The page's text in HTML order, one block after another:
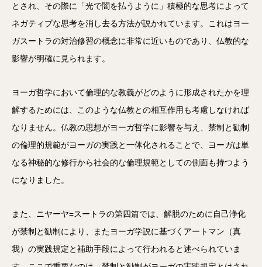
とされ、その際に「光で闇を払うように」積極的な思考によって
ネガティブな思考を消し去る方法が説かれています。これはヨー
ガスートラの対治修習の概念に非常に近いものであり、仏教的な
影響が明確に見られます。
ヨーガ哲学において倫理的な教義がどのように形成されたかを理
解するためには、このような仏教との相互作用も考慮しなければ
なりません。仏教の思想がヨーガ哲学に影響を与え、禁制と勧制
の倫理的規範がヨーガの実践と一体化されることで、ヨーガは単
なる神秘的な修行から社会的な倫理規範としての側面も持つよう
になりました。
また、ニヤーヤ=スートラの第四篇では、解脱のために自己浄化
が禁制と勧制により、またヨーガ学説に基づくアートマン（真
我）の実践規定と補助手段によって行われると述べられていま